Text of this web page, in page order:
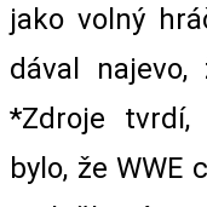
jako volný
dával
*Zdroje tvrdí,
bylo, že